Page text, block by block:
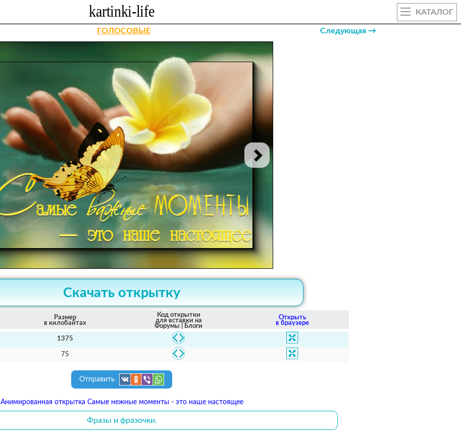
КАТАЛОГ
ГОЛОСОВЫЕ Следующая →
Скачать открытку
Размер
в килобайтах
Код открытки
для вставки на
Форумы | Блоги
Открыть
в браузере
1375
75
Отправить
Анимированная открытка Самые нежные моменты - это наше настоящее
Фразы и фразочки.